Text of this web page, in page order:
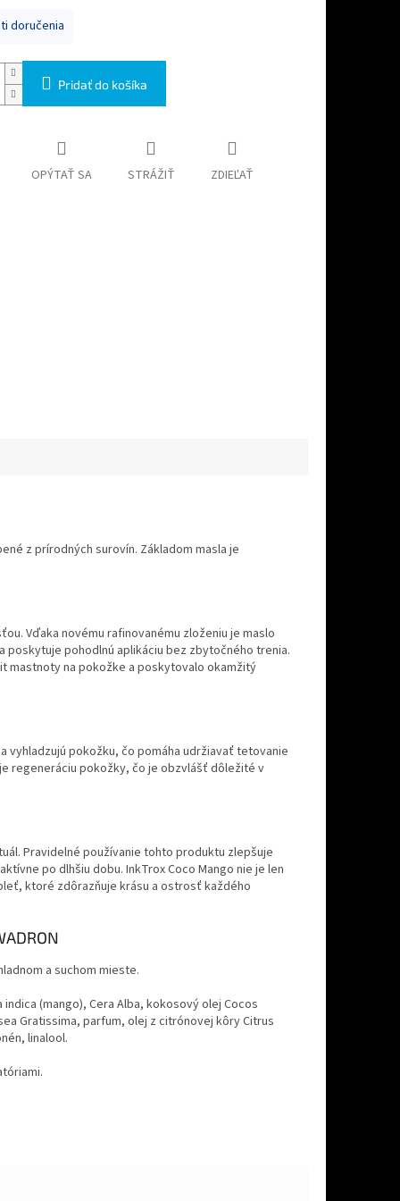
doručenia
Pridať do košíka
OPÝTAŤ SA STRÁŽIŤ ZDIEĽAŤ
z prírodných surovín. Základom masla je
Vďaka novému rafinovanému zloženiu je maslo
pohodlnú aplikáciu bez zbytočného trenia.
mastnoty na pokožke a poskytovalo okamžitý
vyhladzujú pokožku, čo pomáha udržiavať tetovanie
regeneráciu pokožky, čo je obzvlášť dôležité v
Pravidelné používanie tohto produktu zlepšuje
po dlhšiu dobu. InkTrox Coco Mango nie je len
ktoré zdôrazňuje krásu a ostrosť každého
a suchom mieste.
(mango), Cera Alba, kokosový olej Cocos
Gratissima, parfum, olej z citrónovej kôry Citrus
linalool.